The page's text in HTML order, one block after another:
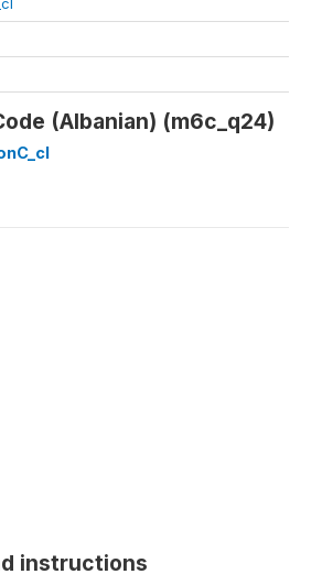
(Albanian) (m6c_q24)
instructions